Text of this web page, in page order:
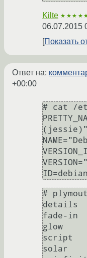
Kilte
06.07.2015
Показать
Ответ на:
+00:00
# cat /
(jessie)"
#
details
fade-in
glow
script
solar